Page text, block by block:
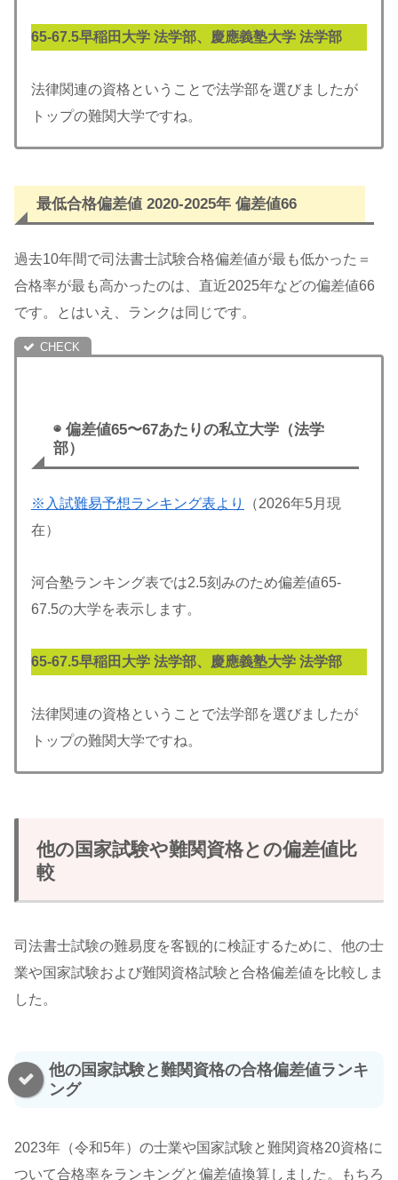
65-67.5早稲田大学 法学部、慶應義塾大学 法学部
法律関連の資格ということで法学部を選びましたが
トップの難関大学ですね。
最低合格偏差値 2020-2025年 偏差値66
過去10年間で司法書士試験合格偏差値が最も低かった＝
合格率が最も高かったのは、直近2025年などの偏差値66
です。とはいえ、ランクは同じです。
◉ 偏差値65〜67あたりの私立大学（法学
部）
※入試難易予想ランキング表より
（2026年5月現
在）
河合塾ランキング表では2.5刻みのため偏差値65-
67.5の大学を表示します。
65-67.5早稲田大学 法学部、慶應義塾大学 法学部
法律関連の資格ということで法学部を選びましたが
トップの難関大学ですね。
他の国家試験や難関資格との偏差値比
較
司法書士試験の難易度を客観的に検証するために、他の士
業や国家試験および難関資格試験と合格偏差値を比較しま
した。
他の国家試験と難関資格の合格偏差値ランキ
ング
2023年（令和5年）の士業や国家試験と難関資格20資格に
ついて合格率をランキングと偏差値換算しました。もちろ